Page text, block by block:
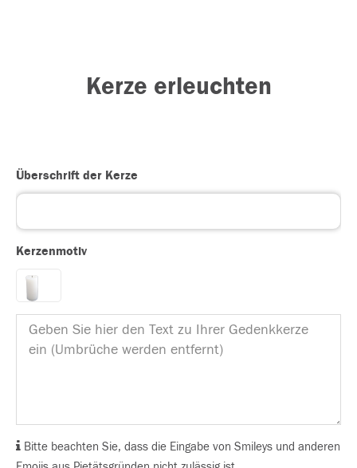
Kerze erleuchten
Überschrift der Kerze
Kerzenmotiv
Bitte beachten Sie, dass die Eingabe von Smileys und anderen